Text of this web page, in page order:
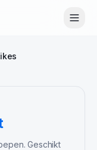
Geschikt